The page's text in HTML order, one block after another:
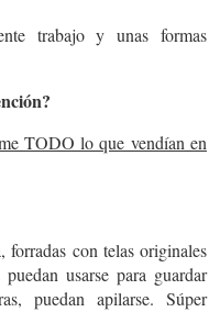
trabajo y unas formas
TODO lo que vendían en
forradas con telas originales
usarse para guardar
puedan apilarse. Súper